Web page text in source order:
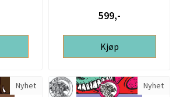
599,-
Kjøp
Nyhet Nyhet